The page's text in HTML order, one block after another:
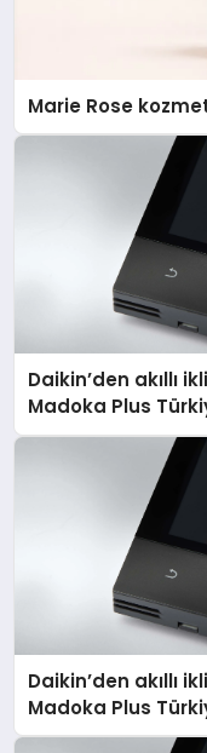
Marie Rose
Daikin’den akıllı
Madoka Plus
Daikin’den akıllı
Madoka Plus